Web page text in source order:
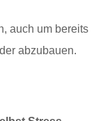
auch um bereits
abzubauen.